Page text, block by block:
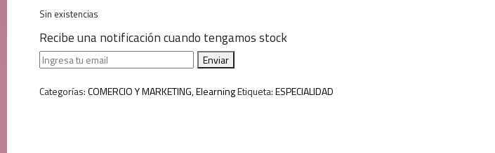
Sin existencias
Recibe una notificación cuando tengamos stock
Enviar
Categorías:COMERCIO Y MARKETING,ElearningEtiqueta:ESPECIALIDAD